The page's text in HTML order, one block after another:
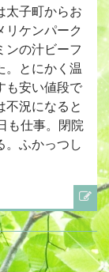
太子町からお
リケンパーク
ンの汁ビーフ
。とにかく温
も安い値段で
不況になると
も仕事。閉院
。ふかっつし